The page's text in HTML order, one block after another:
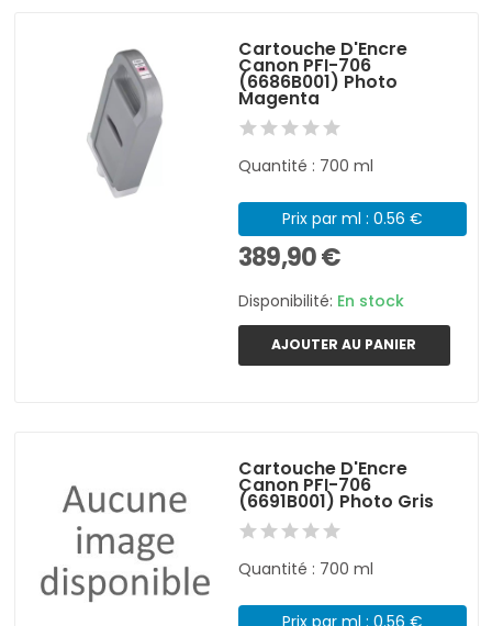
Cartouche D'Encre
Canon PFI-706
(6686B001) Photo
Magenta
Quantité : 700 ml
Prix par ml : 0.56 €
389,90 €
Disponibilité: En stock
AJOUTER AU PANIER
Cartouche D'Encre
Canon PFI-706
(6691B001) Photo Gris
Quantité : 700 ml